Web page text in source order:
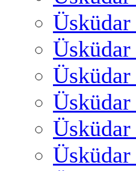
Üsküdar
Üsküdar